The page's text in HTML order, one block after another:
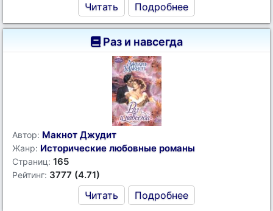
Читать Подробнее
Раз и навсегда
Автор: Макнот Джудит
Жанр: Исторические любовные романы
Страниц: 165
Рейтинг: 3777 (4.71)
Читать Подробнее